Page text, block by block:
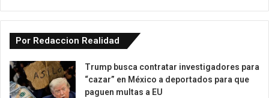
Por Redaccion Realidad
Trump busca contratar investigadores para
“cazar” en México a deportados para que
paguen multas a EU